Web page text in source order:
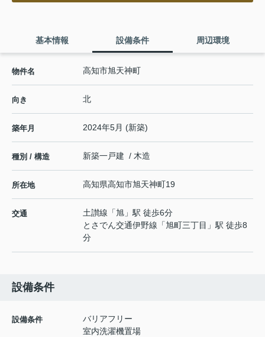
基本情報 設備条件 周辺環境
物件名 高知市旭天神町
向き 北
築年月 2024年5月 (新築)
種別 / 構造 新築一戸建 / 木造
所在地 高知県高知市旭天神町19
交通 土讃線 「旭 」駅 徒歩6分
とさでん交通伊野線 「旭町三丁目 」駅 徒歩8
分
設備条件
設備条件
バリアフリー
室内洗濯機置場